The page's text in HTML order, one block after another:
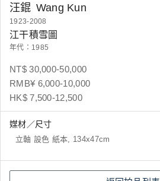
汪錕 Wang Kun
1923-2008
江干積雪圖
年代：1985
NT$ 30,000-50,000
RMB¥ 6,000-10,000
HK$ 7,500-12,500
媒材／尺寸
立軸 設色 紙本, 134x47cm